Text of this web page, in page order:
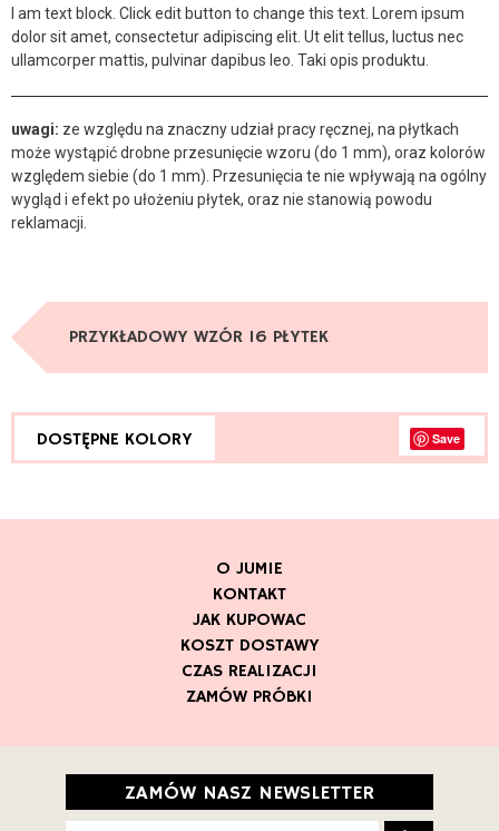
ullamcorper mattis, pulvinar dapibus leo. Taki opis produktu.
względem siebie (do 1 mm). Przesunięcia te nie wpływają na ogólny
wygląd i efekt po ułożeniu płytek, oraz nie stanowią powodu
reklamacji.
O JUMIE
JAK KUPOWAC
KOSZT DOSTAWY
CZAS REALIZACJI
ZAMÓW PRÓBKI